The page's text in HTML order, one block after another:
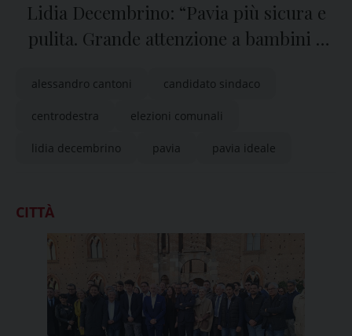
Lidia Decembrino: “Pavia più sicura e
pulita. Grande attenzione a bambini e
alessandro cantoni candidato sindaco
centrodestra elezioni comunali
lidia decembrino pavia pavia ideale
CITTÀ